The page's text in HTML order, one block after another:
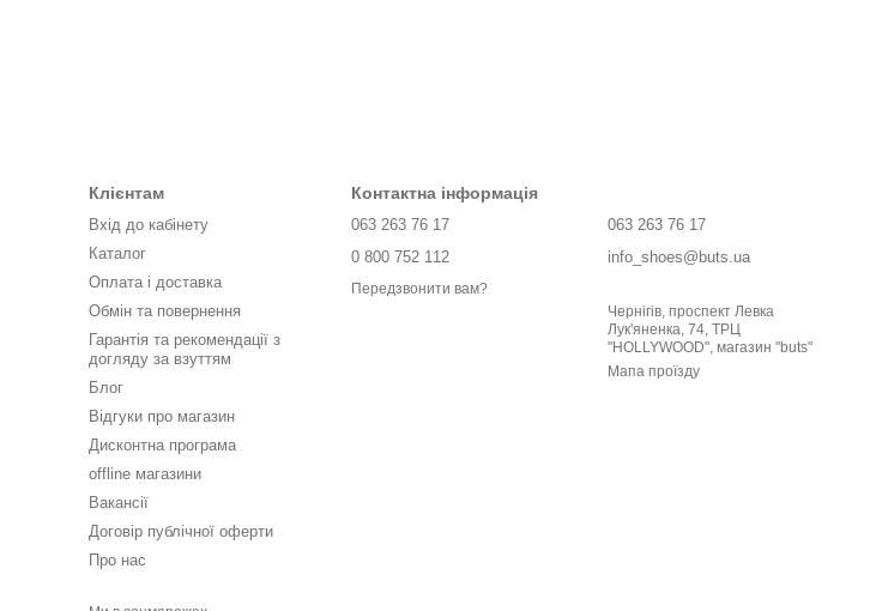
Клієнтам
Вхід до кабінету
Каталог
Оплата і доставка
Обмін та повернення
Гарантія та рекомендації з
догляду за взуттям
Блог
Відгуки про магазин
Дисконтна програма
offline магазини
Вакансії
Договір публічної оферти
Про нас
Контактна інформація
063 263 76 17
0 800 752 112
Передзвонити вам?
063 263 76 17
info_shoes@buts.ua
Чернігів, проспект Левка
Лук'яненка, 74, ТРЦ
"HOLLYWOOD", магазин "buts"
Мапа проїзду